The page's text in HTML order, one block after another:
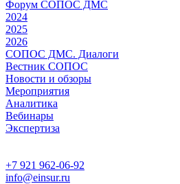
Форум СОПОС ДМС
2024
2025
2026
СОПОС ДМС. Диалоги
Вестник СОПОС
Новости и обзоры
Мероприятия
Аналитика
Вебинары
Экспертиза
+7 921 962-06-92
info@einsur.ru